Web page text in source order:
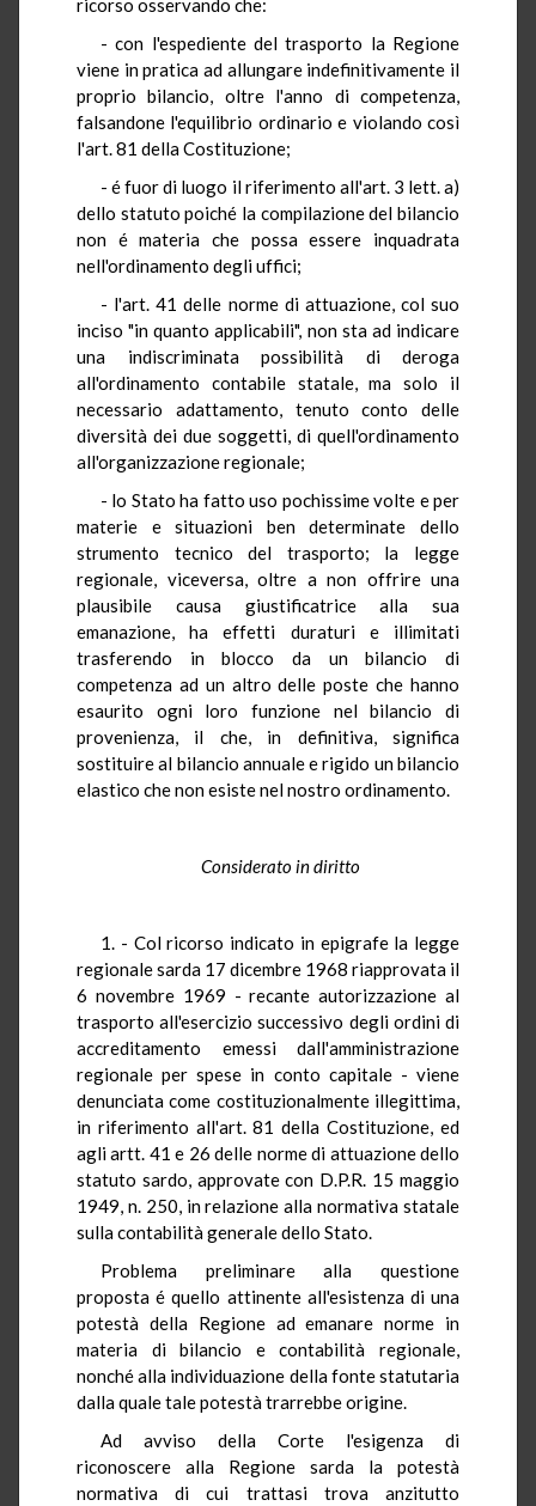
ricorso osservando che:
- con l'espediente del trasporto la Regione
viene in pratica ad allungare indefinitivamente il
proprio bilancio, oltre l'anno di competenza,
falsandone l'equilibrio ordinario e violando così
l'art. 81 della Costituzione;
- é fuor di luogo il riferimento all'art. 3 lett. a)
dello statuto poiché la compilazione del bilancio
non é materia che possa essere inquadrata
nell'ordinamento degli uffici;
- l'art. 41 delle norme di attuazione, col suo
inciso "in quanto applicabili", non sta ad indicare
una indiscriminata possibilità di deroga
all'ordinamento contabile statale, ma solo il
necessario adattamento, tenuto conto delle
diversità dei due soggetti, di quell'ordinamento
all'organizzazione regionale;
- lo Stato ha fatto uso pochissime volte e per
materie e situazioni ben determinate dello
strumento tecnico del trasporto; la legge
regionale, viceversa, oltre a non offrire una
plausibile causa giustificatrice alla sua
emanazione, ha effetti duraturi e illimitati
trasferendo in blocco da un bilancio di
competenza ad un altro delle poste che hanno
esaurito ogni loro funzione nel bilancio di
provenienza, il che, in definitiva, significa
sostituire al bilancio annuale e rigido un bilancio
elastico che non esiste nel nostro ordinamento.
Considerato in diritto
1. - Col ricorso indicato in epigrafe la legge
regionale sarda 17 dicembre 1968 riapprovata il
6 novembre 1969 - recante autorizzazione al
trasporto all'esercizio successivo degli ordini di
accreditamento emessi dall'amministrazione
regionale per spese in conto capitale - viene
denunciata come costituzionalmente illegittima,
in riferimento all'art. 81 della Costituzione, ed
agli artt. 41 e 26 delle norme di attuazione dello
statuto sardo, approvate con D.P.R. 15 maggio
1949, n. 250, in relazione alla normativa statale
sulla contabilità generale dello Stato.
Problema preliminare alla questione
proposta é quello attinente all'esistenza di una
potestà della Regione ad emanare norme in
materia di bilancio e contabilità regionale,
nonché alla individuazione della fonte statutaria
dalla quale tale potestà trarrebbe origine.
Ad avviso della Corte l'esigenza di
riconoscere alla Regione sarda la potestà
normativa di cui trattasi trova anzitutto